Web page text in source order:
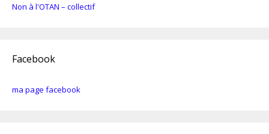
Non à l'OTAN – collectif
Facebook
ma page facebook